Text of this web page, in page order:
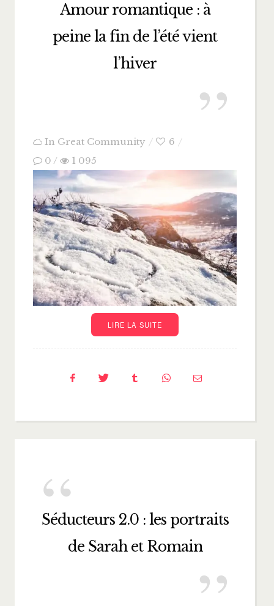
Amour romantique : à
peine la fin de l’été vient
l’hiver
In Great Community
6
0 / 1 095
LIRE LA SUITE
Séducteurs 2.0 : les portraits
de Sarah et Romain